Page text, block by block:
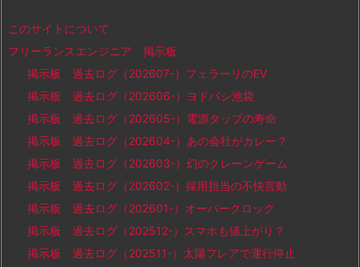
このサイトについて
フリーランスエンジニア 掲示板
掲示板 過去ログ（202607-）フェラーリのEV
掲示板 過去ログ（202606-）ヨドバシ池袋
掲示板 過去ログ（202605-）電源タップの寿命
掲示板 過去ログ（202604-）あの会社がカレー？
掲示板 過去ログ（202603-）幻のクレーンゲーム
掲示板 過去ログ（202602-）採用担当の不快言動
掲示板 過去ログ（202601-）オーバークロック
掲示板 過去ログ（202512-）スマホも値上がり？
掲示板 過去ログ（202511-）太陽フレアで運行停止